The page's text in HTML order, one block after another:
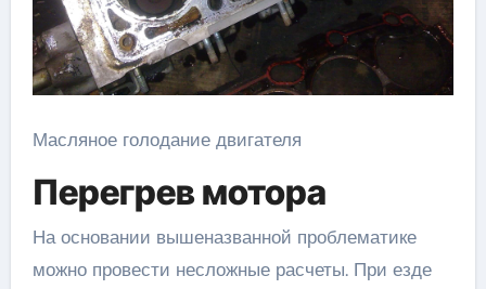
Масляное голодание двигателя
Перегрев мотора
На основании вышеназванной проблематике
можно провести несложные расчеты. При езде